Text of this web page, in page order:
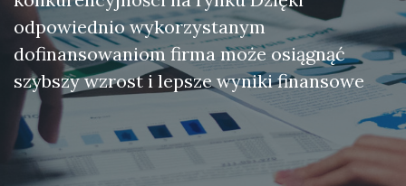
odpowiednio wykorzystanym
dofinansowaniom firma może osiągnąć
szybszy wzrost i lepsze wyniki finansowe